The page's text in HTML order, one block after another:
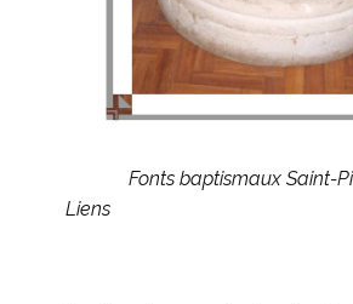
Fonts baptismaux Saint-
Liens